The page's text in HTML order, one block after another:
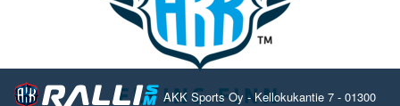
AKK Sports Oy - Kellokukantie 7 - 01300